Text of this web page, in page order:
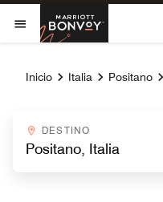
Skip to Content
Abrir el menú
Marriott
Inicio Italia Positano
DESTINO